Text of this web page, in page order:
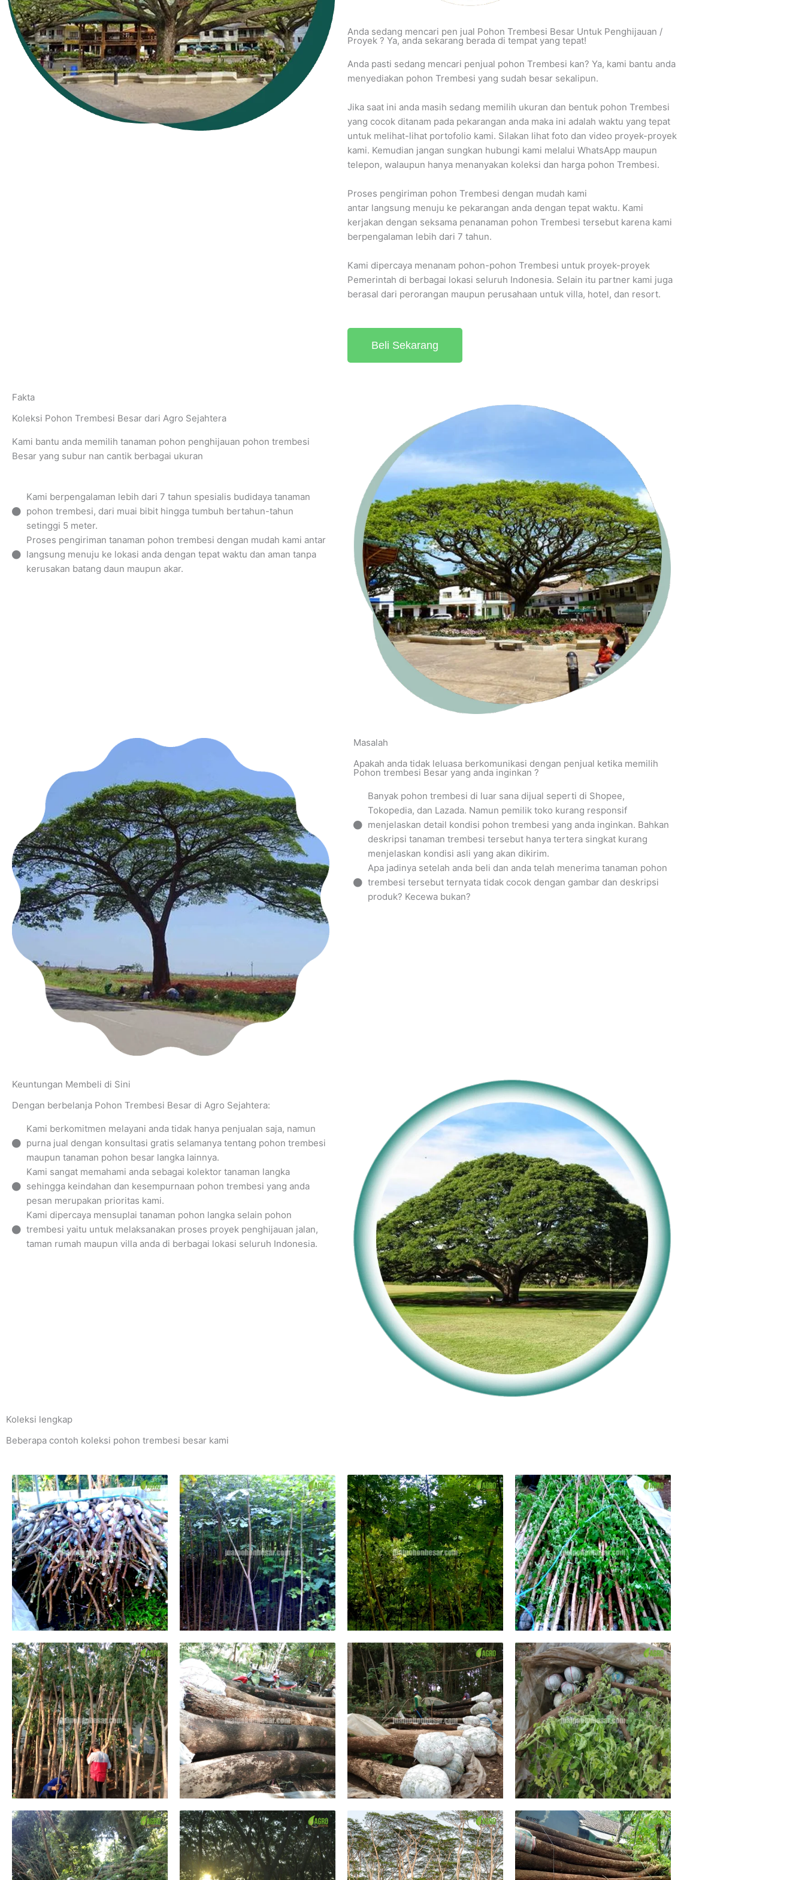
Anda sedang mencari pen jual Pohon Trembesi Besar Untuk Penghijauan /
Proyek ? Ya, anda sekarang berada di tempat yang tepat!
Anda pasti sedang mencari penjual pohon Trembesi kan? Ya, kami bantu anda
menyediakan pohon Trembesi yang sudah besar sekalipun.
Jika saat ini anda masih sedang memilih ukuran dan bentuk pohon Trembesi
yang cocok ditanam pada pekarangan anda maka ini adalah waktu yang tepat
untuk melihat-lihat portofolio kami. Silakan lihat foto dan video proyek-proyek
kami. Kemudian jangan sungkan hubungi kami melalui WhatsApp maupun
telepon, walaupun hanya menanyakan koleksi dan harga pohon Trembesi.
Proses pengiriman pohon Trembesi dengan mudah kami
antar langsung menuju ke pekarangan anda dengan tepat waktu. Kami
kerjakan dengan seksama penanaman pohon Trembesi tersebut karena kami
berpengalaman lebih dari 7 tahun.
Kami dipercaya menanam pohon-pohon Trembesi untuk proyek-proyek
Pemerintah di berbagai lokasi seluruh Indonesia. Selain itu partner kami juga
berasal dari perorangan maupun perusahaan untuk villa, hotel, dan resort.
Beli Sekarang
Fakta
Koleksi Pohon Trembesi Besar dari Agro Sejahtera
Kami bantu anda memilih tanaman pohon penghijauan pohon trembesi
Besar yang subur nan cantik berbagai ukuran
Kami berpengalaman lebih dari 7 tahun spesialis budidaya tanaman
pohon trembesi, dari muai bibit hingga tumbuh bertahun-tahun
setinggi 5 meter.
Proses pengiriman tanaman pohon trembesi dengan mudah kami antar
langsung menuju ke lokasi anda dengan tepat waktu dan aman tanpa
kerusakan batang daun maupun akar.
Masalah
Apakah anda tidak leluasa berkomunikasi dengan penjual ketika memilih
Pohon trembesi Besar yang anda inginkan ?
Banyak pohon trembesi di luar sana dijual seperti di Shopee,
Tokopedia, dan Lazada. Namun pemilik toko kurang responsif
menjelaskan detail kondisi pohon trembesi yang anda inginkan. Bahkan
deskripsi tanaman trembesi tersebut hanya tertera singkat kurang
menjelaskan kondisi asli yang akan dikirim.
Apa jadinya setelah anda beli dan anda telah menerima tanaman pohon
trembesi tersebut ternyata tidak cocok dengan gambar dan deskripsi
produk? Kecewa bukan?
Keuntungan Membeli di Sini
Dengan berbelanja Pohon Trembesi Besar di Agro Sejahtera:
Kami berkomitmen melayani anda tidak hanya penjualan saja, namun
purna jual dengan konsultasi gratis selamanya tentang pohon trembesi
maupun tanaman pohon besar langka lainnya.
Kami sangat memahami anda sebagai kolektor tanaman langka
sehingga keindahan dan kesempurnaan pohon trembesi yang anda
pesan merupakan prioritas kami.
Kami dipercaya mensuplai tanaman pohon langka selain pohon
trembesi yaitu untuk melaksanakan proses proyek penghijauan jalan,
taman rumah maupun villa anda di berbagai lokasi seluruh Indonesia.
Koleksi lengkap
Beberapa contoh koleksi pohon trembesi besar kami